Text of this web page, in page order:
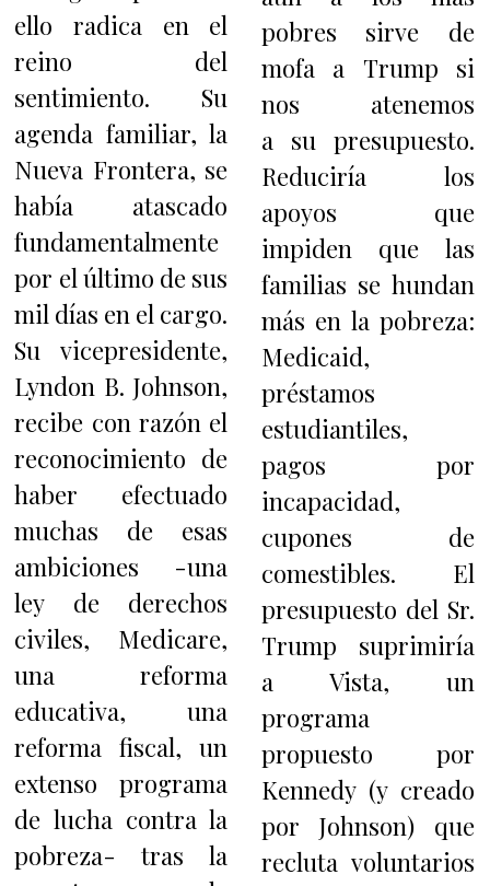
ello radica en el
reino del
sentimiento. Su
agenda familiar, la
Nueva Frontera, se
había atascado
fundamentalmente
por el último de sus
mil días en el cargo.
Su vicepresidente,
Lyndon B. Johnson,
recibe con razón el
reconocimiento de
haber efectuado
muchas de esas
ambiciones -una
ley de derechos
civiles, Medicare,
una reforma
educativa, una
reforma fiscal, un
extenso programa
de lucha contra la
pobreza- tras la
pobres sirve de
mofa a Trump si
nos atenemos
a su presupuesto.
Reduciría los
apoyos que
impiden que las
familias se hundan
más en la pobreza:
Medicaid,
préstamos
estudiantiles,
pagos por
incapacidad,
cupones de
comestibles. El
presupuesto del Sr.
Trump suprimiría
a Vista, un
programa
propuesto por
Kennedy (y creado
por Johnson) que
recluta voluntarios